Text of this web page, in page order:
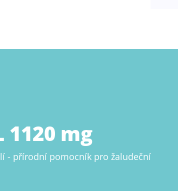
1120 mg
- přírodní pomocník pro žaludeční